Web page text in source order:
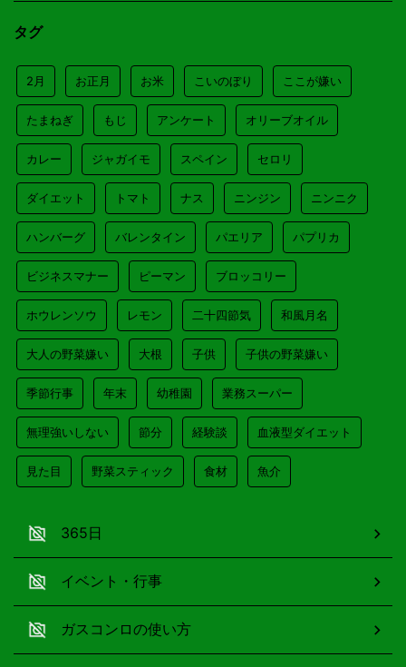
タグ
2月 お正月 お米 こいのぼり ここが嫌い
たまねぎ もじ アンケート オリーブオイル
カレー ジャガイモ スペイン セロリ
ダイエット トマト ナス ニンジン ニンニク
ハンバーグ バレンタイン パエリア パプリカ
ビジネスマナー ピーマン ブロッコリー
ホウレンソウ レモン 二十四節気 和風月名
大人の野菜嫌い 大根 子供 子供の野菜嫌い
季節行事 年末 幼稚園 業務スーパー
無理強いしない 節分 経験談 血液型ダイエット
見た目 野菜スティック 食材 魚介
365日
イベント・行事
ガスコンロの使い方